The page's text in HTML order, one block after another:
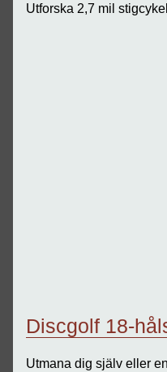
Utforska 2,7 mil
Discgolf 18-
Utmana dig själv eller